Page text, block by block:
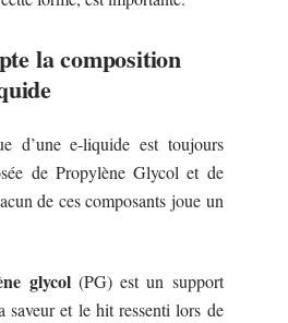
la composition
d’une e-liquide est toujours
de Propylène Glycol et de
de ces composants joue un
glycol(PG) est un support
saveur et le hit ressenti lors de